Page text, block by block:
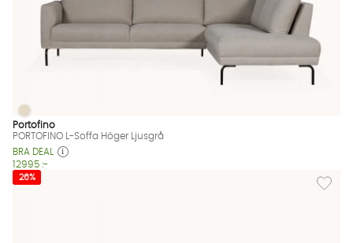
PORTOFINO L-Soffa Höger Ljusgrå Finns även i dessa färger:
PORTOFINO L-Soffa Höger Ljusgrå
Portofino
PORTOFINO L-Soffa Höger Ljusgrå
BRA DEAL
12995 :-
Lägg
26%